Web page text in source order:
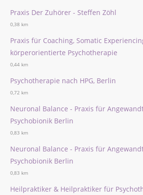
Praxis Der Zuhörer - Steffen Zöhl
0,38 km
Praxis für Coaching, Somatic
körperorientierte Psychotherapie
0,44 km
Psychotherapie nach HPG, Berlin
0,72 km
Neuronal Balance - Praxis für
Psychobionik Berlin
0,83 km
Neuronal Balance - Praxis für
Psychobionik Berlin
0,83 km
Heilpraktiker & Heilpraktiker für